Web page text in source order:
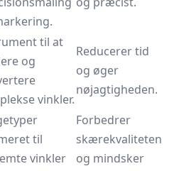
til at
og
vinkler.
Reducerer tid
og øger
nøjagtigheden.
til
vinkler
Forbedrer
skærekvaliteten
og mindsker